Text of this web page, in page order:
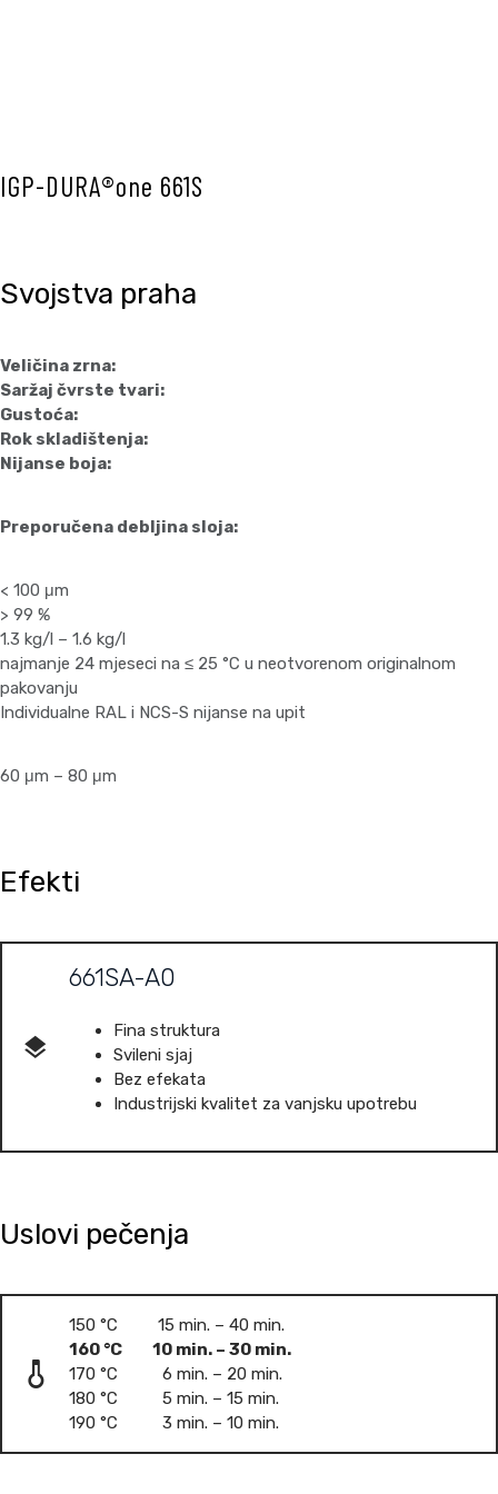
IGP-DURA®one 661S
Svojstva praha
Veličina zrna:
Saržaj čvrste tvari:
Gustoća:
Rok skladištenja:
Nijanse boja:
Preporučena debljina sloja:
< 100 μm
> 99 %
1.3 kg/l – 1.6 kg/l
najmanje 24 mjeseci na ≤ 25 °C u neotvorenom originalnom
pakovanju
Individualne RAL i NCS-S nijanse na upit
60 μm – 80 μm
Efekti
661SA-A0
Fina struktura
Svileni sjaj
Bez efekata
Industrijski kvalitet za vanjsku upotrebu
Uslovi pečenja
150 °C 15 min. – 40 min.
160 °C 10 min. – 30 min.
170 °C 6 min. – 20 min.
180 °C 5 min. – 15 min.
190 °C 3 min. – 10 min.